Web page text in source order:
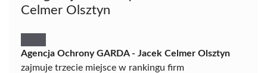
Celmer Olsztyn
Agencja Ochrony GARDA - Jacek Celmer Olsztyn
zajmuje trzecie miejsce w rankingu firm